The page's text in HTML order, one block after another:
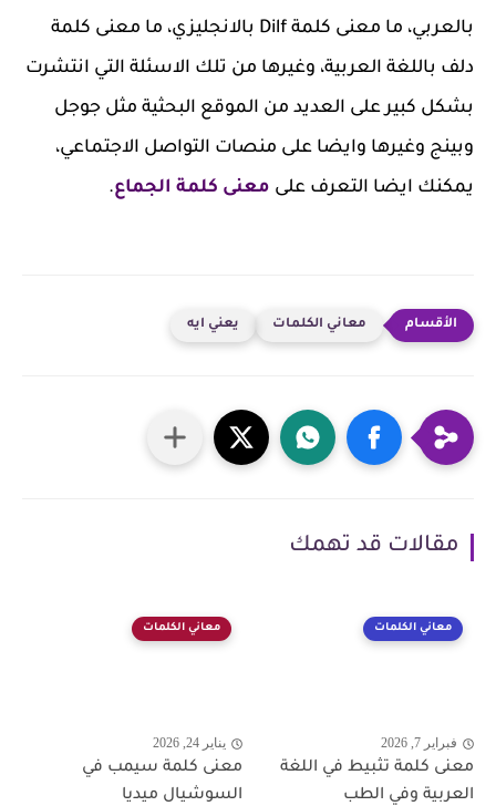
بالعربي، ما معنى كلمة Dilf بالانجليزي، ما معنى كلمة
دلف باللغة العربية، وغيرها من تلك الاسئلة التي انتشرت
بشكل كبير على العديد من الموقع البحثية مثل جوجل
وبينج وغيرها وايضا على منصات التواصل الاجتماعي،
يمكنك ايضا التعرف على معنى كلمة الجماع.
معاني الكلمات يعني ايه
مقالات قد تهمك
معاني الكلمات
فبراير 7, 2026
معنى كلمة تثبيط في اللغة
العربية وفي الطب
معاني الكلمات
يناير 24, 2026
معنى كلمة سيمب في
السوشيال ميديا